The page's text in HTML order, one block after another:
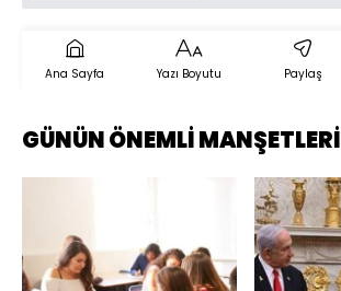
Ana Sayfa Yazı Boyutu Paylaş
GÜNÜN ÖNEMLİ MANŞETLERİ